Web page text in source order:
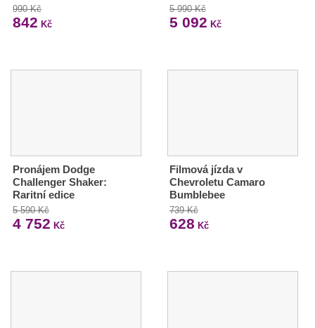
990 Kč
842 Kč
5 990 Kč
5 092 Kč
Pronájem Dodge
Challenger Shaker:
Raritní edice
5 590 Kč
4 752 Kč
Filmová jízda v
Chevroletu Camaro
Bumblebee
739 Kč
628 Kč